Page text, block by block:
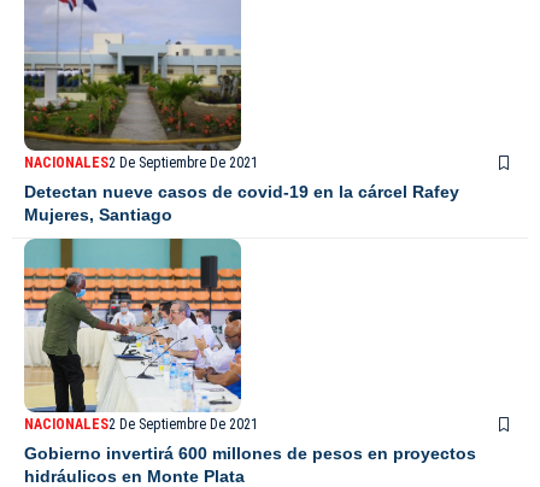
NACIONALES2 De Septiembre De 2021
Detectan nueve casos de covid-19 en la cárcel Rafey
Mujeres, Santiago
NACIONALES2 De Septiembre De 2021
Gobierno invertirá 600 millones de pesos en proyectos
hidráulicos en Monte Plata